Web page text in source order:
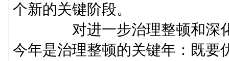
个新的关键阶段。
对进一步治理整顿和深化
今年是治理整顿的关键年：既要